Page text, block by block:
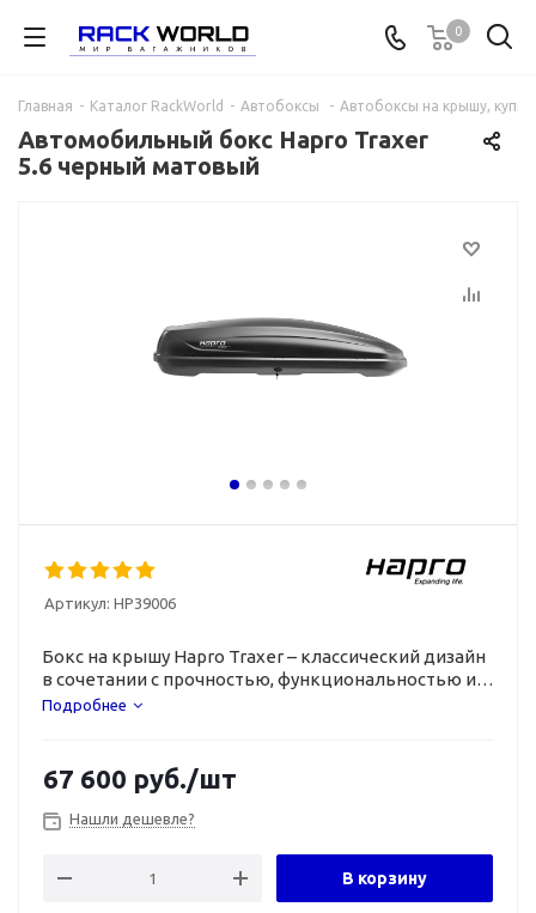
0
Главная - Каталог RackWorld - Автобоксы - Автобоксы на крышу,
Автомобильный бокс Hapro Traxer
5.6 черный матовый
Артикул: HP39006
Бокс на крышу Hapro Traxer – классический дизайн
в сочетании с прочностью, функциональностью и
комфортом.
Подробнее
67 600 руб./шт
Нашли дешевле?
В корзину